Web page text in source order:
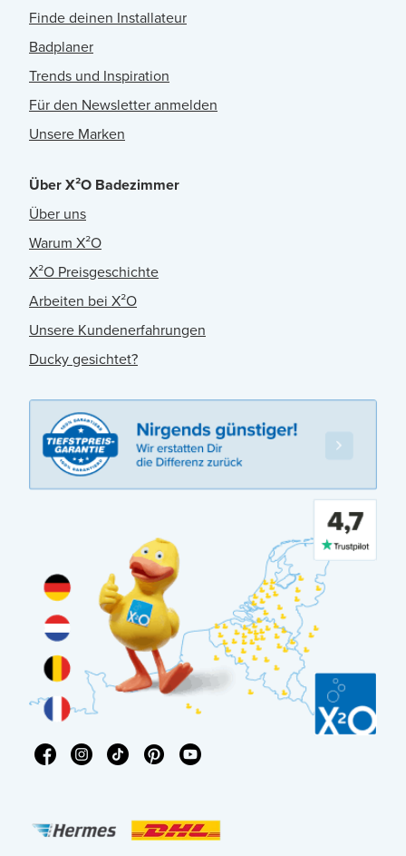
Finde deinen Installateur
Badplaner
Trends und Inspiration
Für den Newsletter anmelden
Unsere Marken
Über X²O Badezimmer
Über uns
Warum X²O
X²O Preisgeschichte
Arbeiten bei X²O
Unsere Kundenerfahrungen
Ducky gesichtet?